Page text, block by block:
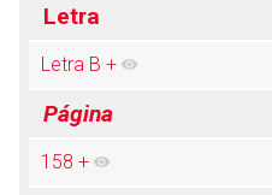
Letra
Letra B +
Página
158 +